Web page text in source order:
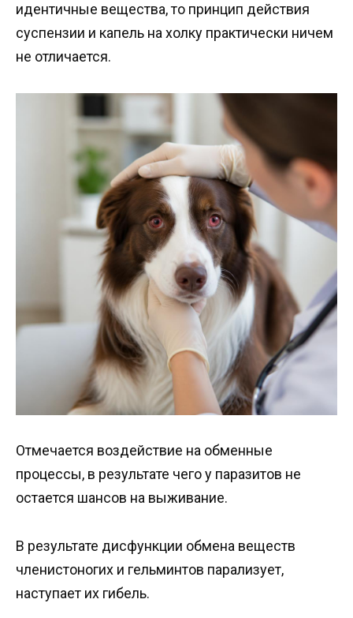
идентичные вещества, то принцип действия
суспензии и капель на холку практически ничем
не отличается.
Отмечается воздействие на обменные
процессы, в результате чего у паразитов не
остается шансов на выживание.
В результате дисфункции обмена веществ
членистоногих и гельминтов парализует,
наступает их гибель.